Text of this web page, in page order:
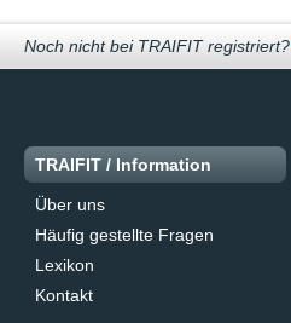
Noch nicht bei TRAIFIT registriert?
TRAIFIT / Information
Über uns
Häufig gestellte Fragen
Lexikon
Kontakt